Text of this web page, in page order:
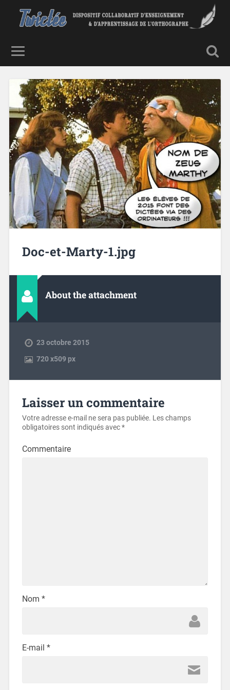
Doc-et-Marty-1.jpg
About the attachment
23 octobre 2015
720x509 px
Laisser un commentaire
Votre adresse e-mail ne sera pas publiée. Les champs
obligatoires sont indiqués avec*
Commentaire
Nom *
E-mail *